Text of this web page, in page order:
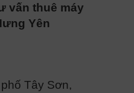
vấn thuê máy
Yên
Tây Sơn,